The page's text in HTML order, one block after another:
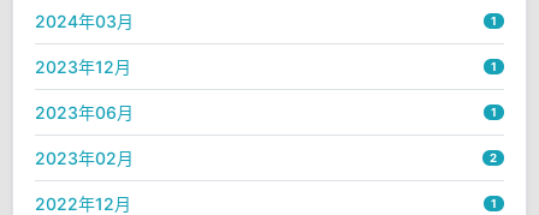
2024年03月 1
2023年12月 1
2023年06月 1
2023年02月 2
2022年12月 1